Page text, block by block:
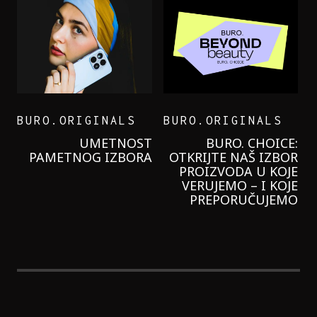
GARNIER KREMU I
NIKADA NIŠTA
LAGANIJE NISAM
KORISTILA